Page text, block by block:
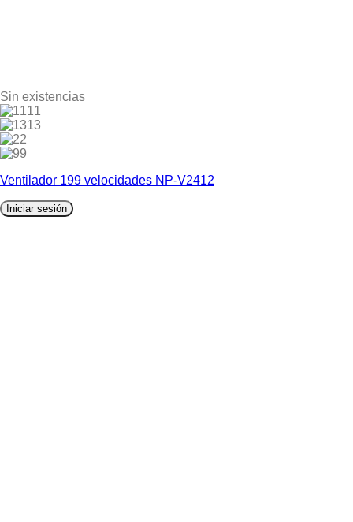
Sin existencias
11
13
2
9
Ventilador 199 velocidades NP-V2412
Iniciar sesión